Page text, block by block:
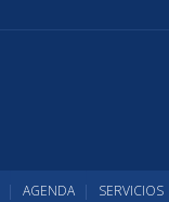
AGENDA SERVICIOS